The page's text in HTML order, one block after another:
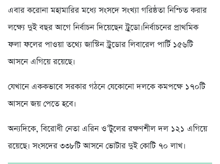
এবার করোনা মহামারির মধ্যে সংসদে সংখ্যা গরিষ্ঠতা নিশ্চিত করার
লক্ষ্যে দুই বছর আগে নির্বাচন দিয়েছেন ট্রুডো।নির্বাচনের প্রাথমিক
ফলা ফলের পাওয়া তথ্যে জাস্টিন ট্রুডোর লিবারেল পার্টি ১৫৬টি
আসনে এগিয়ে রয়েছে।
যেখানে এককভাবে সরকার গঠনে যেকোনো দলকে কমপক্ষে ১৭০টি
আসনে জয় পেতে হবে। ​
অন্যদিকে, বিরোধী নেতা এরিন ও’টুলের রক্ষণশীল দল ১২১ এগিয়ে
রয়েছে। সংসদের ৩৩৮টি আসনে ভোটার দুই কোটি ৭০ লাখ।